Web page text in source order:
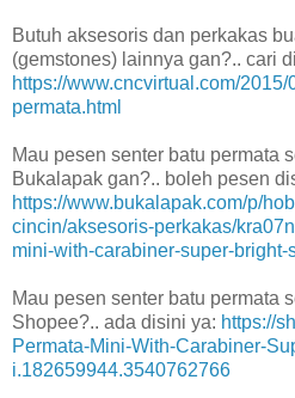
Butuh aksesoris dan perkakas
(gemstones) lainnya gan?.. cari
https://www.cncvirtual.com/
permata.html
Mau pesen senter batu permata
Bukalapak gan?.. boleh pesen
https://www.bukalapak.com/p/
cincin/aksesoris-perkakas/
mini-with-carabiner-super-
Mau pesen senter batu permata
Shopee?.. ada disini ya: https://
Permata-Mini-With-Carabiner-
i.182659944.3540762766